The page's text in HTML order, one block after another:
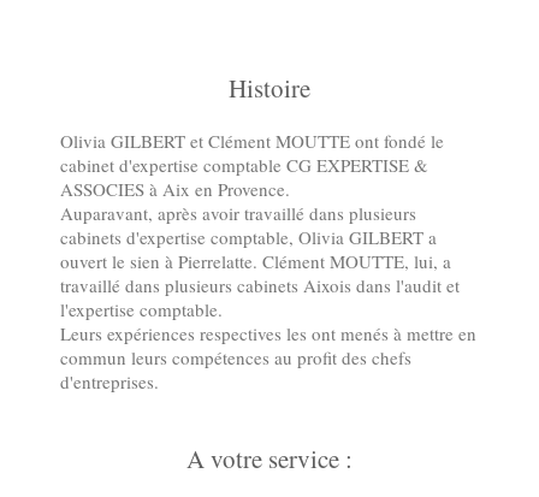
Histoire
Olivia GILBERT et Clément MOUTTE ont fondé le
cabinet d'expertise comptable CG EXPERTISE &
ASSOCIES à Aix en Provence.
Auparavant, après avoir travaillé dans plusieurs
cabinets d'expertise comptable, Olivia GILBERT a
ouvert le sien à Pierrelatte. Clément MOUTTE, lui, a
travaillé dans plusieurs cabinets Aixois dans l'audit et
l'expertise comptable.
Leurs expériences respectives les ont menés à mettre en
commun leurs compétences au profit des chefs
d'entreprises.
A votre service :